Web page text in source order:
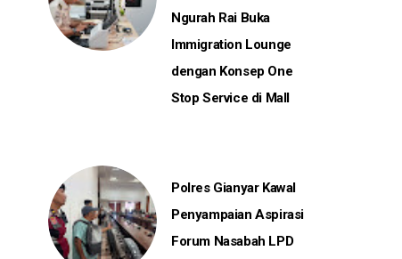
Ngurah Rai Buka
Immigration Lounge
dengan Konsep One
Stop Service di Mall
Polres Gianyar Kawal
Penyampaian Aspirasi
Forum Nasabah LPD